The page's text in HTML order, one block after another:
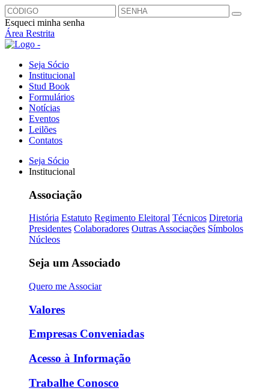
Esqueci minha senha
Área Restrita
Seja Sócio
Institucional
Stud Book
Formulários
Notícias
Eventos
Leilões
Contatos
Seja Sócio
Institucional
Associação
História Estatuto Regimento Eleitoral Técnicos Diretoria
Presidentes Colaboradores Outras Associações Símbolos
Núcleos
Seja um Associado
Quero me Associar
Valores
Empresas Conveniadas
Acesso à Informação
Trabalhe Conosco